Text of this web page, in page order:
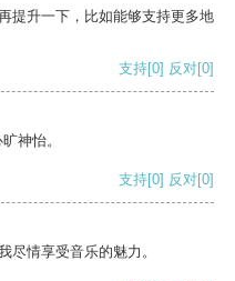
提升一下，比如能够支持更多地
支持[0] 反对[0]
神怡。
支持[0] 反对[0]
尽情享受音乐的魅力。